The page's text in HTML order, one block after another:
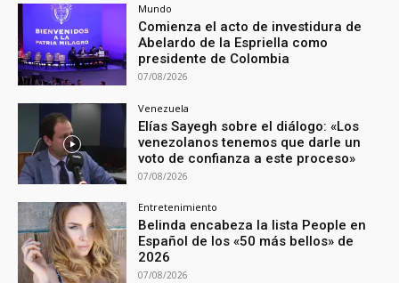
Mundo
Comienza el acto de investidura de
Abelardo de la Espriella como
presidente de Colombia
07/08/2026
Venezuela
Elías Sayegh sobre el diálogo: «Los
venezolanos tenemos que darle un
voto de confianza a este proceso»
07/08/2026
Entretenimiento
Belinda encabeza la lista People en
Español de los «50 más bellos» de
2026
07/08/2026